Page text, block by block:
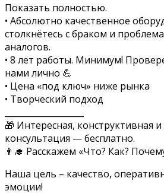
Показать полностью.
• Абсолютно качественное
столкнётесь с браком и
аналогов.
• 8 лет работы. Минимум!
нами лично 💪
• Цена «под ключ» ниже рынка
• Творческий подход
🎁 Интересная, конструктивная
консультация — бесплатно.
👨‍🎓 Расскажем «Что? Как?
Наша цель – качество,
эмоции!